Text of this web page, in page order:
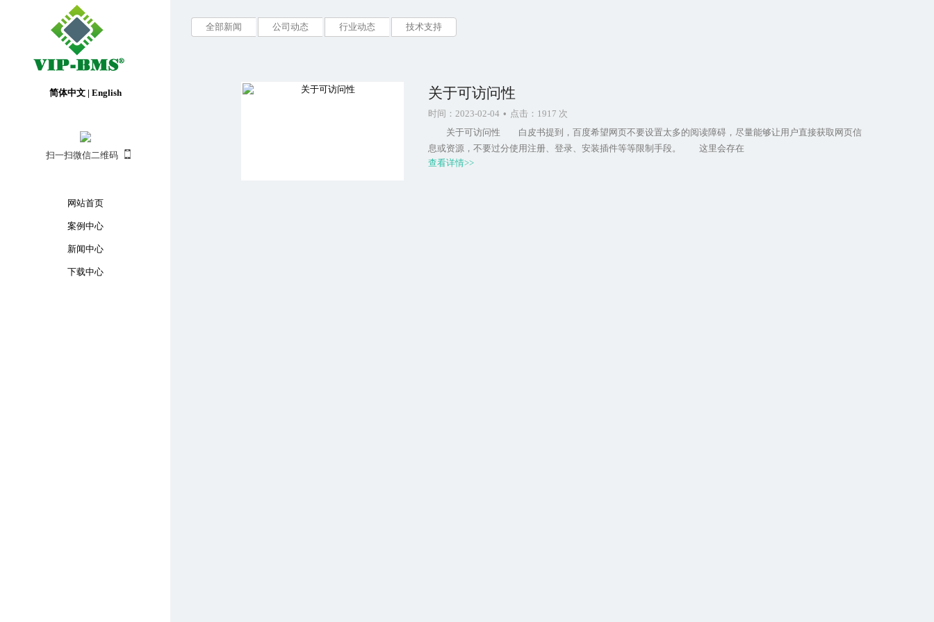
关于可访问性
时间：2023-02-04 • 点击：1917 次
关于可访问性 白皮书提到，百度希望网页不要设置太多的阅读障碍，尽量能够让用户直接获取网页信
息或资源，不要过分使用注册、登录、安装插件等等限制手段。 这里会存在
查看详情>>
全部新闻 公司动态 行业动态 技术支持
简体中文 | English
扫一扫微信二维码
网站首页
案例中心
新闻中心
下载中心